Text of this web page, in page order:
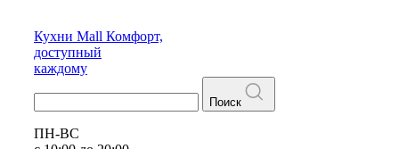
Кухни Mall Комфорт,
доступный
каждому
Поиск
ПН-ВС